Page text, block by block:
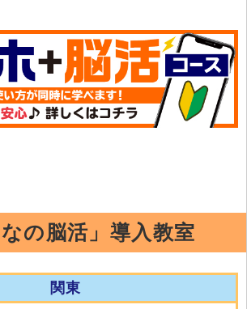
なの脳活」導入教室
関東